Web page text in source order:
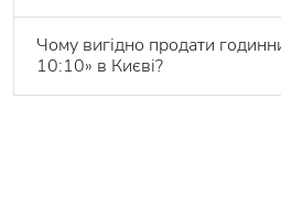
Чому вигідно продати
10:10» в Києві?